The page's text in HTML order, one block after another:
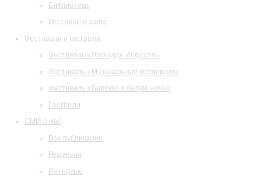
Библиотека
Ресторан и кафе
Фестивали и гастроли
Фестиваль «Площадь Искусств»
Фестиваль «Музыкальная коллекция»
Фестиваль «Барокко в белую ночь»
Гастроли
СМИ о нас
Все публикации
Рецензии
Интервью